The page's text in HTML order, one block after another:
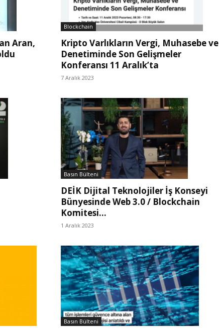
Aran,
Blockchain
Kripto Varlıkların Vergi, Muhasebe ve
Denetiminde Son Gelişmeler
Konferansı 11 Aralık’ta
7 Aralık 2023
Basın Bülteni
DEİK Dijital Teknolojiler İş Konseyi
Bünyesinde Web 3.0 / Blockchain
Komitesi...
1 Aralık 2023
Basın Bülteni